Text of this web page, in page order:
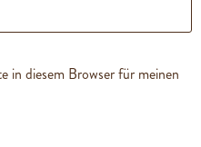
in diesem Browser für meinen